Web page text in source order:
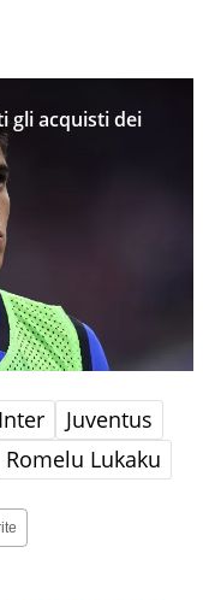
gli acquisti dei
Inter
Juventus
Romelu Lukaku